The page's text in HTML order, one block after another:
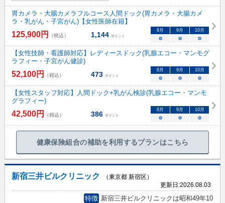
胃カメラ・大腸カメラフルコース人間ドック(胃カメラ・大腸カメ
ラ・乳がん・子宮がん)【女性医師在籍】
125,900円 （税込） 1,144 ポイント
8 月 9 月 10月
○ ○ ○
【女性技師・看護師対応】レディースドック(乳腺エコー・マンモグ
ラフィー・子宮がん健診)
52,100円 （税込） 473 ポイント
8 月 9 月 10月
○ ○ ○
【女性スタッフ対応】人間ドック+乳がん検診(乳腺エコー・マンモ
グラフィー)
42,500円 （税込） 386 ポイント
8 月 9 月 10月
○ ○ ○
健康保険組合の補助を利用するプランはこちら
新宿三井ビルクリニック
（東京都 新宿区）
更新日:2026.08.03
特徴 新宿三井ビルクリニックは昭和49年10